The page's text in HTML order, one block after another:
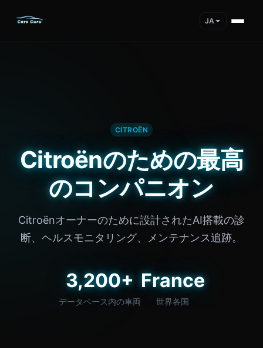
JA
CITROËN
Citroënのための最高
のコンパニオン
Citroënオーナーのために設計されたAI搭載の診
断、ヘルスモニタリング、メンテナンス追跡。
3,200+
データベース内の車両
France
世界各国